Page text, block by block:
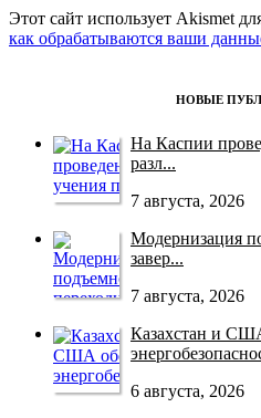
Этот сайт использует Akismet
как обрабатываются ваши
НОВЫЕ
На Каспии
разл...
7 августа, 2026
Модернизация
завер...
7 августа, 2026
Казахстан и
6 августа, 2026